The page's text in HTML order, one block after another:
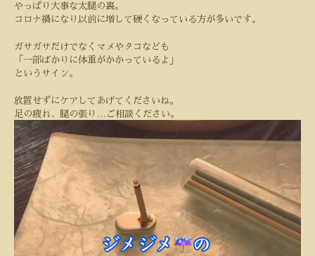
やっぱり大事な太腿の裏。
コロナ禍になり以前に増して硬くなっている方が多いです。
ガサガサだけでなくマメやタコなども
「一部ばかりに体重がかかっているよ」
というサイン。
放置せずにケアしてあげてくださいね。
足の疲れ、腿の張り … ご相談ください。